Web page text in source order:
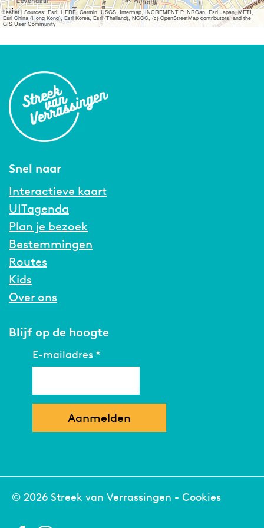
Leaflet|Sources: Esri, HERE, Garmin, USGS, Intermap, INCREMENT P, NRCan, Esri Japan, METI,
Esri China (Hong Kong), Esri Korea, Esri (Thailand), NGCC, (c) OpenStreetMap contributors, and the
GIS User Community
Snel naar
Interactieve kaart
UITagenda
Plan je bezoek
Bestemmingen
Routes
Kids
Over ons
Blijf op de hoogte
E-mailadres*
© 2026 Streek van Verrassingen - Cookies